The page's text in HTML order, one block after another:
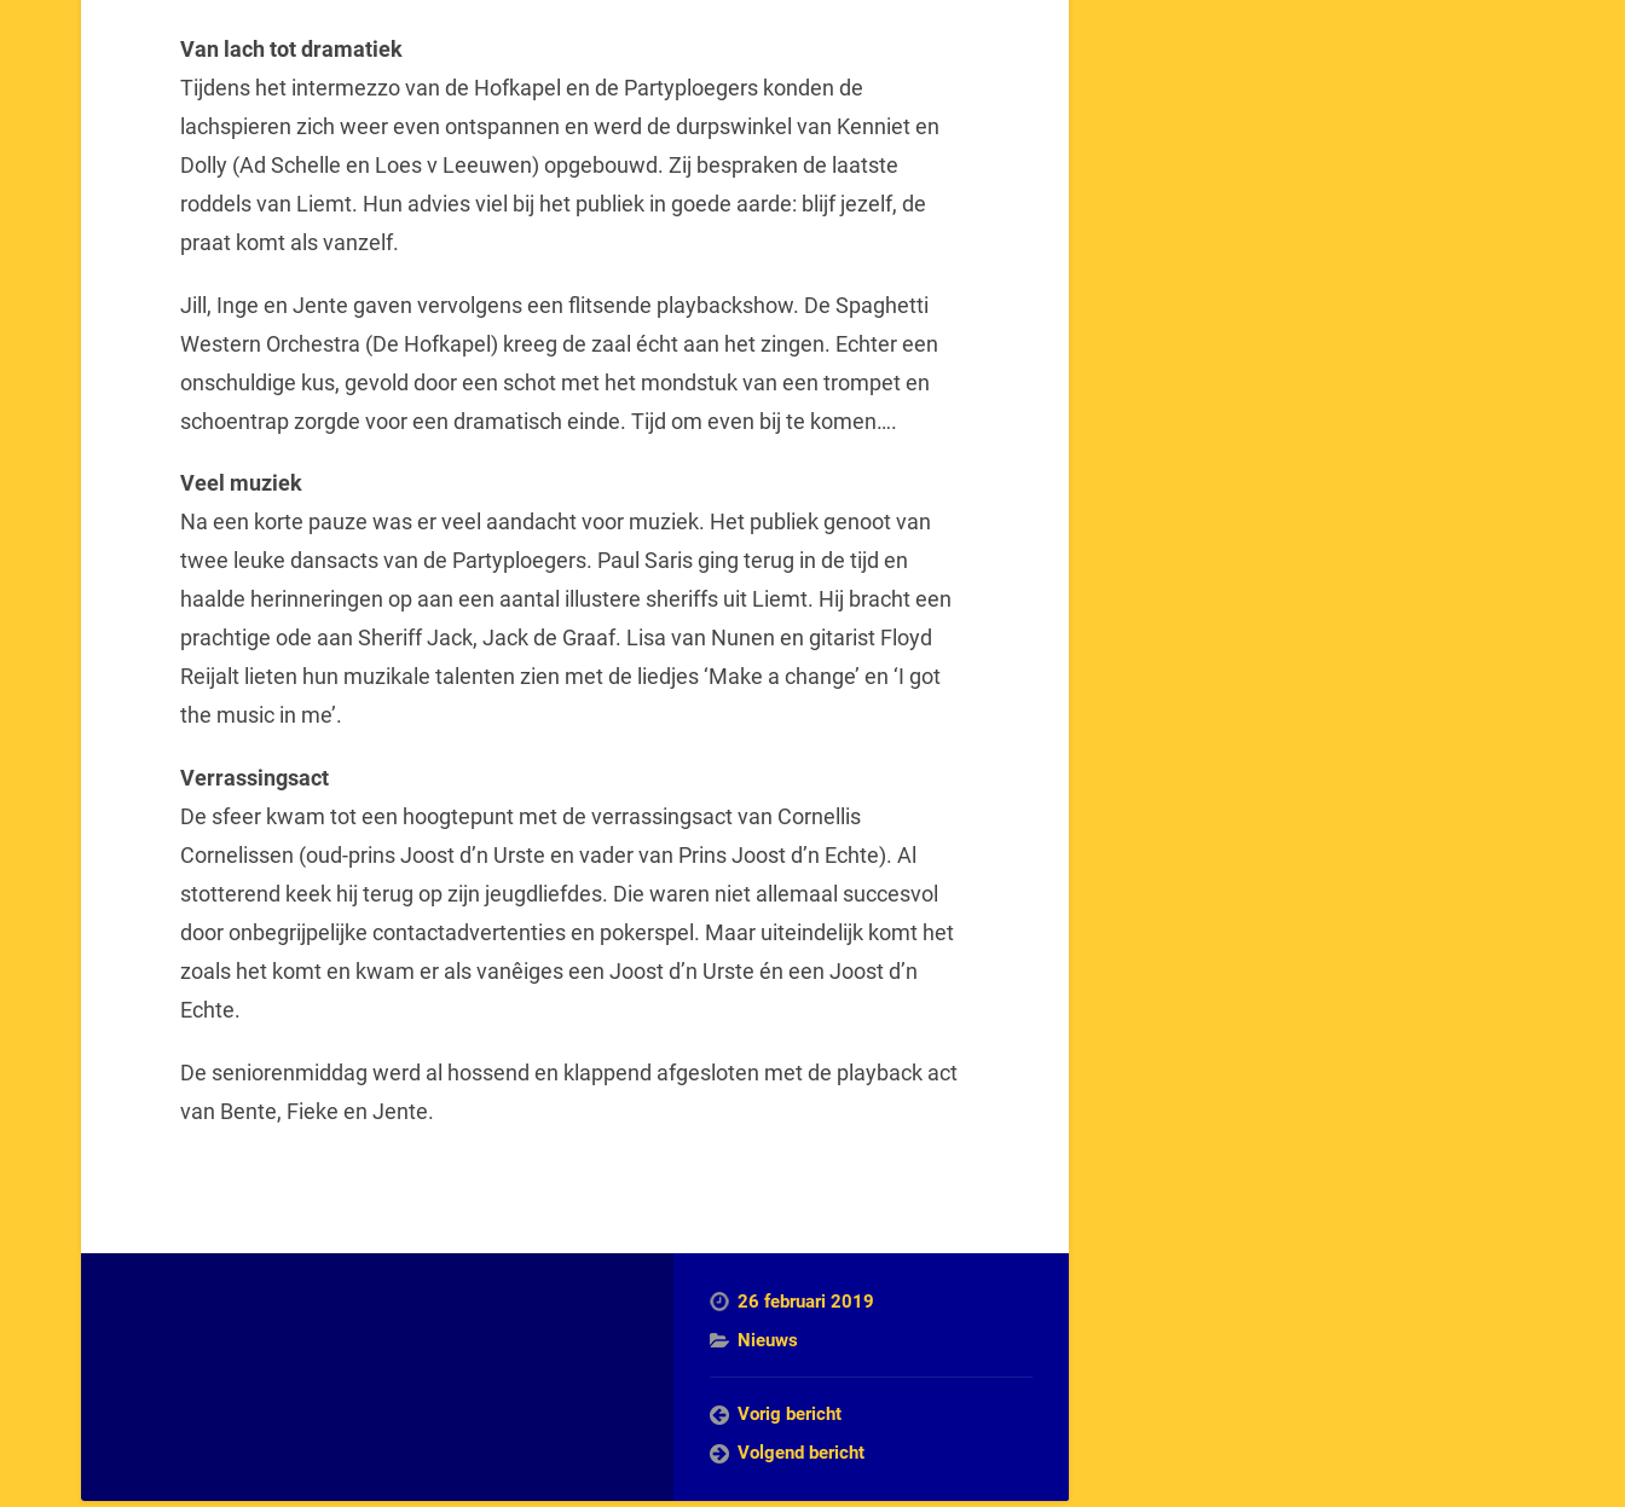
Van lach tot dramatiek
Tijdens het intermezzo van de Hofkapel en de Partyploegers konden de
lachspieren zich weer even ontspannen en werd de durpswinkel van Kenniet en
Dolly (Ad Schelle en Loes v Leeuwen) opgebouwd. Zij bespraken de laatste
roddels van Liemt. Hun advies viel bij het publiek in goede aarde: blijf jezelf, de
praat komt als vanzelf.
Jill, Inge en Jente gaven vervolgens een flitsende playbackshow. De Spaghetti
Western Orchestra (De Hofkapel) kreeg de zaal écht aan het zingen. Echter een
onschuldige kus, gevold door een schot met het mondstuk van een trompet en
schoentrap zorgde voor een dramatisch einde. Tijd om even bij te komen….
Veel muziek
Na een korte pauze was er veel aandacht voor muziek. Het publiek genoot van
twee leuke dansacts van de Partyploegers. Paul Saris ging terug in de tijd en
haalde herinneringen op aan een aantal illustere sheriffs uit Liemt. Hij bracht een
prachtige ode aan Sheriff Jack, Jack de Graaf. Lisa van Nunen en gitarist Floyd
Reijalt lieten hun muzikale talenten zien met de liedjes ‘Make a change’ en ‘I got
the music in me’.
Verrassingsact
De sfeer kwam tot een hoogtepunt met de verrassingsact van Cornellis
Cornelissen (oud-prins Joost d’n Urste en vader van Prins Joost d’n Echte). Al
stotterend keek hij terug op zijn jeugdliefdes. Die waren niet allemaal succesvol
door onbegrijpelijke contactadvertenties en pokerspel. Maar uiteindelijk komt het
zoals het komt en kwam er als vanêiges een Joost d’n Urste én een Joost d’n
Echte.
De seniorenmiddag werd al hossend en klappend afgesloten met de playback act
van Bente, Fieke en Jente.
26 februari 2019
Nieuws
Vorig bericht
Volgend bericht